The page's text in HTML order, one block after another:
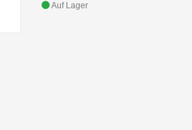
Auf Lager